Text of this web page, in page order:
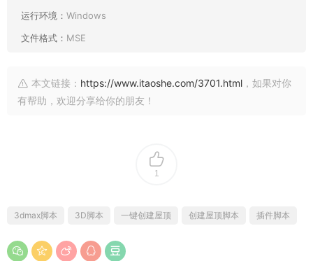
运行环境： Windows
文件格式： MSE
本文链接： https://www.itaoshe.com/3701.html ，如果对你
有帮助，欢迎分享给你的朋友！
1
3dmax脚本 3D脚本 一键创建屋顶 创建屋顶脚本 插件脚本